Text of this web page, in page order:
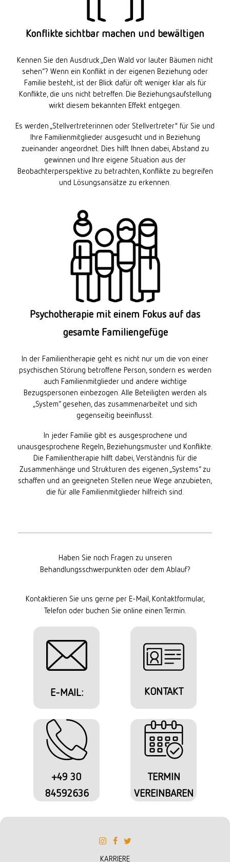
Konflikte sichtbar machen und bewältigen
Kennen Sie den Ausdruck „Den Wald vor lauter Bäumen nicht
sehen“? Wenn ein Konflikt in der eigenen Beziehung oder
Familie besteht, ist der Blick dafür oft weniger klar als für
Konflikte, die uns nicht betreffen. Die Beziehungsaufstellung
wirkt diesem bekannten Effekt entgegen.
Es werden „Stellvertreterinnen oder Stellvertreter" für Sie und
Ihre Familienmitglieder ausgesucht und in Beziehung
zueinander angeordnet. Dies hilft Ihnen dabei, Abstand zu
gewinnen und Ihre eigene Situation aus der
Beobachterperspektive zu betrachten, Konflikte zu begreifen
und Lösungsansätze zu erkennen.
Psychotherapie mit einem Fokus auf das
gesamte Familiengefüge
In der Familientherapie geht es nicht nur um die von einer
psychischen Störung betroffene Person, sondern es werden
auch Familienmitglieder und andere wichtige
Bezugspersonen einbezogen. Alle Beteiligten werden als
„System“ gesehen, das zusammenarbeitet und sich
gegenseitig beeinflusst.
In jeder Familie gibt es ausgesprochene und
unausgesprochene Regeln, Beziehungsmuster und Konflikte.
Die Familientherapie hilft dabei, Verständnis für die
Zusammenhänge und Strukturen des eigenen „Systems“ zu
schaffen und an geeigneten Stellen neue Wege anzubieten,
die für alle Familienmitglieder hilfreich sind.
Haben Sie noch Fragen zu unseren
Behandlungsschwerpunkten oder dem Ablauf?
Kontaktieren Sie uns gerne per E-Mail, Kontaktformular,
Telefon oder buchen Sie online einen Termin.
E-MAIL: KONTAKT
+49 30
84592636
TERMIN
VEREINBAREN
KARRIERE